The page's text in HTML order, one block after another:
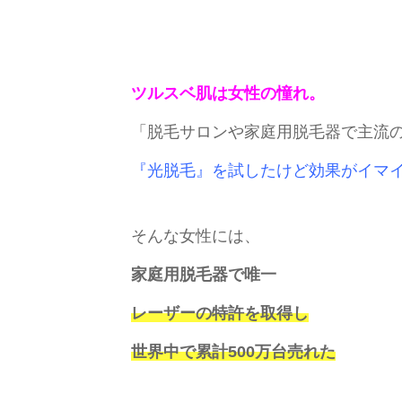
ツルスベ肌は女性の憧れ。
「脱毛サロンや家庭用脱毛器で主流
『光脱毛』を試したけど効果がイマ
そんな女性には、
家庭用脱毛器で唯一
レーザーの特許を取得し
世界中で累計500万台売れた